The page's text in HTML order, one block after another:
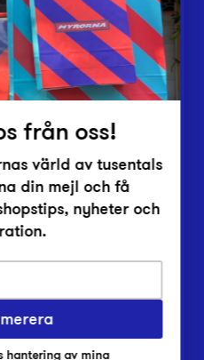
eller retur?
från oss!
värld av tusentals
din mejl och få
nyheter och
hantering av mina